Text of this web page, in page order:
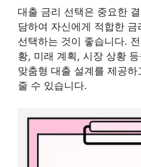
대출 금리 선택은 중요한
담하여 자신에게 적합한
선택하는 것이 좋습니다.
황, 미래 계획, 시장 상황
맞춤형 대출 설계를 제공
줄 수 있습니다.